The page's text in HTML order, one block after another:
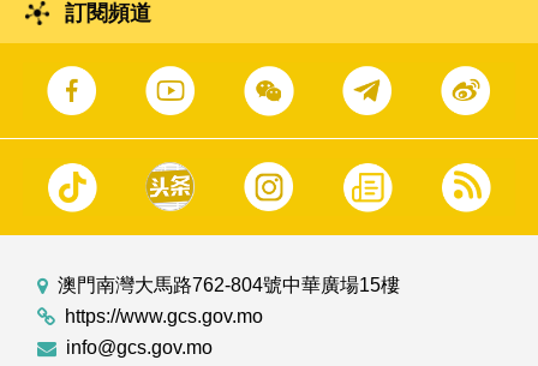
訂閱頻道
澳門南灣大馬路762-804號中華廣場15樓
https://www.gcs.gov.mo
info@gcs.gov.mo